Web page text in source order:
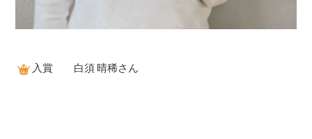
入賞 白須 晴稀さん